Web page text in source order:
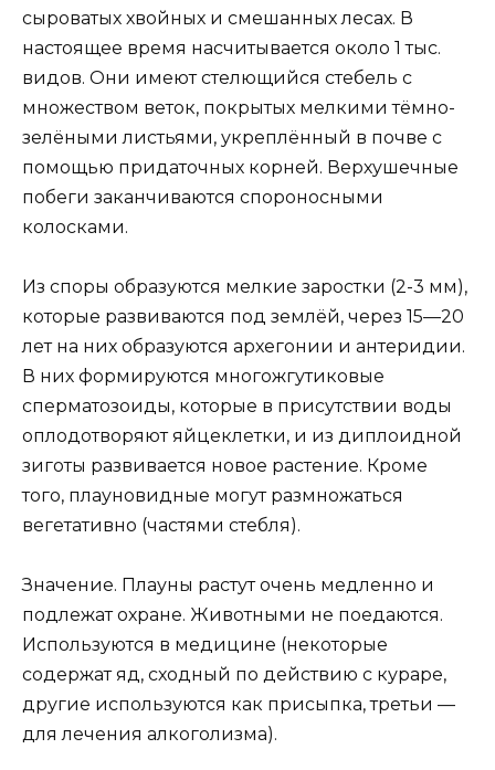
сыроватых хвойных и смешанных лесах. В
настоящее время насчитывается около 1 тыс.
видов. Они имеют стелющийся стебель с
множеством веток, покрытых мелкими тёмно-
зелёными листьями, укреплённый в почве с
помощью придаточных корней. Верхушечные
побеги заканчиваются спороносными
колосками.
Из споры образуются мелкие заростки (2-3 мм),
которые развиваются под землёй, через 15—20
лет на них образуются архегонии и антеридии.
В них формируются многожгутиковые
сперматозоиды, которые в присутствии воды
оплодотворяют яйцеклетки, и из диплоидной
зиготы развивается новое растение. Кроме
того, плауновидные могут размножаться
вегетативно (частями стебля).
Значение. Плауны растут очень медленно и
подлежат охране. Животными не поедаются.
Используются в медицине (некоторые
содержат яд, сходный по действию с кураре,
другие используются как присыпка, третьи —
для лечения алкоголизма).